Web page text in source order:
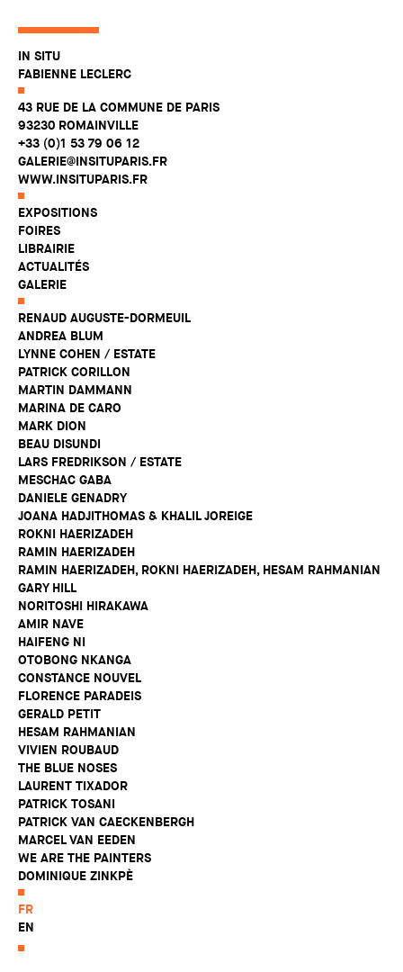
IN SITU
FABIENNE LECLERC
43 RUE DE LA COMMUNE DE PARIS
93230 ROMAINVILLE
+33 (0)1 53 79 06 12
GALERIE@INSITUPARIS.FR
WWW.INSITUPARIS.FR
EXPOSITIONS
FOIRES
LIBRAIRIE
ACTUALITÉS
GALERIE
RENAUD AUGUSTE-DORMEUIL
ANDREA BLUM
LYNNE COHEN / ESTATE
PATRICK CORILLON
MARTIN DAMMANN
MARINA DE CARO
MARK DION
BEAU DISUNDI
LARS FREDRIKSON / ESTATE
MESCHAC GABA
DANIELE GENADRY
JOANA HADJITHOMAS & KHALIL JOREIGE
ROKNI HAERIZADEH
RAMIN HAERIZADEH
RAMIN HAERIZADEH, ROKNI HAERIZADEH, HESAM RAHMANIAN
GARY HILL
NORITOSHI HIRAKAWA
AMIR NAVE
HAIFENG NI
OTOBONG NKANGA
CONSTANCE NOUVEL
FLORENCE PARADEIS
GERALD PETIT
HESAM RAHMANIAN
VIVIEN ROUBAUD
THE BLUE NOSES
LAURENT TIXADOR
PATRICK TOSANI
PATRICK VAN CAECKENBERGH
MARCEL VAN EEDEN
WE ARE THE PAINTERS
DOMINIQUE ZINKPÈ
FR
EN